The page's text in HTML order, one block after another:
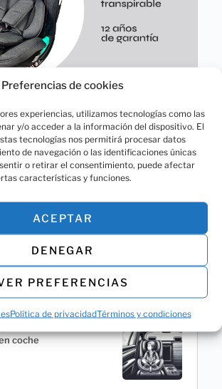
Preferencias de cookies
experiencias, utilizamos tecnologías como las
y/o acceder a la información del dispositivo. El
tecnologías nos permitirá procesar datos
de navegación o las identificaciones únicas
o retirar el consentimiento, puede afectar
características y funciones.
ACEPTAR
DENEGAR
PREFERENCIAS
Política de privacidadTérminos y condiciones
Recientes
Viajes largos en
coche